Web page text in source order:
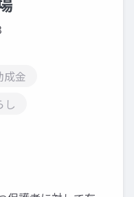
成金
し